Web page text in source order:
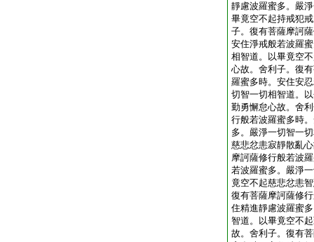
靜慮波羅蜜多。嚴
畢竟空不起持戒犯
子。復有菩薩摩訶
安住淨戒般若波羅
相智道。以畢竟空
心故。舍利子。復
羅蜜多時。安住安
切智一切相智道。
勤勇懈怠心故。舍
行般若波羅蜜多時
多。嚴淨一切智一
慈悲忿恚寂靜散亂
摩訶薩修行般若波
若波羅蜜多。嚴淨
竟空不起慈悲忿恚
復有菩薩摩訶薩修
住精進靜慮波羅蜜
智道。以畢竟空不
故。舍利子。復有